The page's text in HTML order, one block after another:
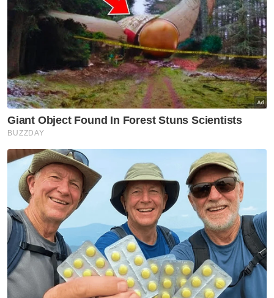
Keselamatan
Artikel Disyorkan
minuman keras tidak bercukai,
rampasan lebih RM300,000
Semasa
Bapa didakwa 21 pertuduhan
cabul dua anak perempuan
Semasa
Bomba perkukuh aset hadapi
impak Super El Nino